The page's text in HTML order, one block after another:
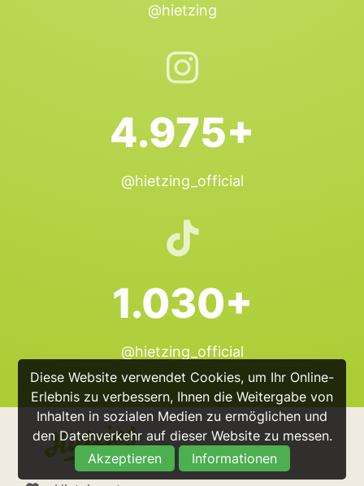
Diese Website verwendet Cookies, um Ihr Online-
Erlebnis zu verbessern, Ihnen die Weitergabe von
Inhalten in sozialen Medien zu ermöglichen und
den Datenverkehr auf dieser Website zu messen.
Akzeptieren
Informationen
@hietzing
4.975+
@hietzing_official
1.030+
@hietzing_official